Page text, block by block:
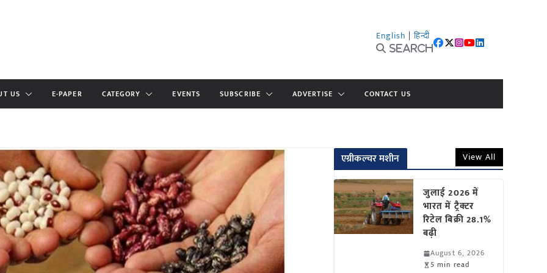
English | हिन्दी
Search
US E-PAPER CATEGORY EVENTS SUBSCRIBE ADVERTISE CONTACT US
एग्रीकल्चर मशीन View All
जुलाई 2026 में
भारत में ट्रैक्टर
रिटेल बिक्री 28.1%
बढ़ी
August 6, 2026
5 min read